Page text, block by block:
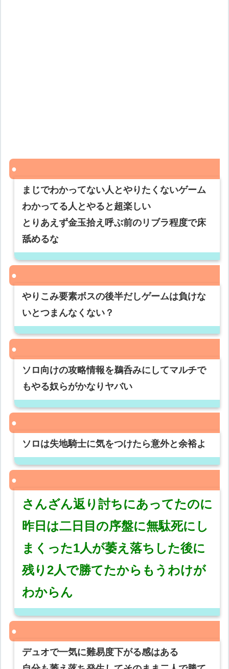
まじでわかってない人とやりたくないゲーム
わかってる人とやると超楽しい
とりあえず金玉拾え呼ぶ前のリブラ程度で床
舐めるな
やりこみ要素ボスの後半だしゲームは負けな
いとつまんなくない？
ソロ向けの攻略情報を鵜呑みにしてマルチで
もやる奴らがかなりヤバい
ソロは失地騎士に気をつけたら意外と余裕よ
さんざん返り討ちにあってたのに
昨日は二日目の序盤に無駄死にし
まくった1人が萎え落ちした後に
残り2人で勝てたからもうわけが
わからん
デュオで一気に難易度下がる感はある